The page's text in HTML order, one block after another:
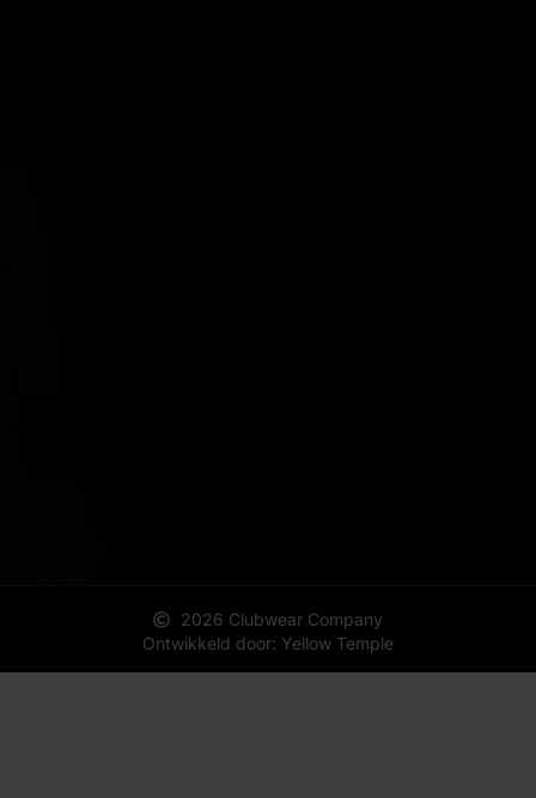
2026 Clubwear Company
Ontwikkeld door: Yellow Temple